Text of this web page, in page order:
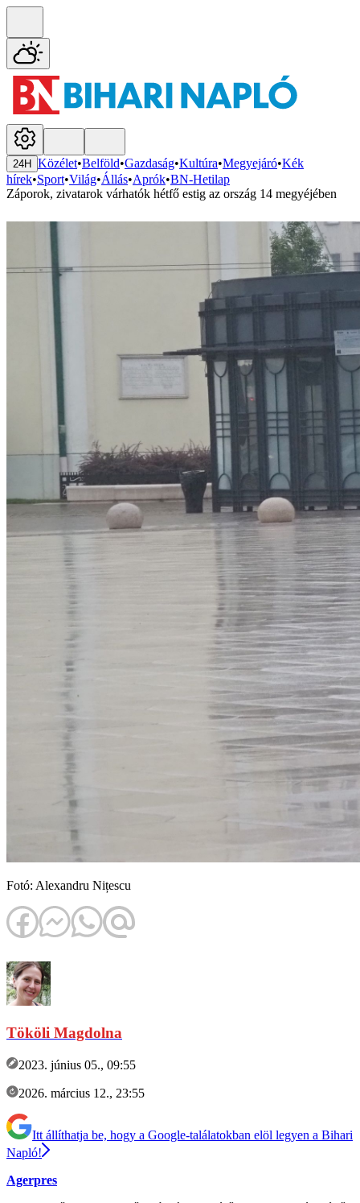
24H Közélet•Belföld•Gazdaság•Kultúra•Megyejáró•Kék
hírek•Sport•Világ•Állás•Aprók•BN-Hetilap
Záporok, zivatarok várhatók hétfő estig az ország 14 megyéjében
Fotó: Alexandru Nițescu
Tököli Magdolna
2023. június 05., 09:55
2026. március 12., 23:55
Itt állíthatja be, hogy a Google-találatokban elöl legyen a Bihari
Napló!
Agerpres